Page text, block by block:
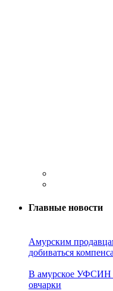
Главные новости
Амурским
добиваться
В амурское УФСИН
овчарки